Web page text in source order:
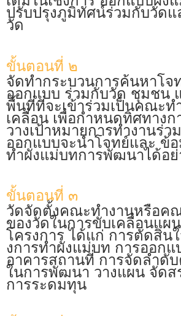
ปรับปรุงภูมิทัศน์ร่วมกับวัด
วัด
ขั้นตอนที่ ๒
จัดทํากระบวนการค้นหาโจ
ออกแบบ ร่วมกับวัด ชุมชน
พื้นที่ที่จะเข้าร่วมเป็นคณะทํ
เคลื่อน เพื่อกําหนดทิศทาง
วางเป้าหมายการทํางานร่ว
ออกแบบจะนําโจทย์และ ข้
ทําผังแม่บทการพัฒนาได้อย่
ขั้นตอนที่ ๓
วัดจัดตั้งคณะทํางานหรือค
ของวัดในการขับเคลื่อนแผ
โครงการ ได้แก่ การตัดสิน
งการทําผังแม่บท การออก
อาคารสถานที่ การจัดลําดั
ในการพัฒนา วางแผน จัด
การระดมทุน